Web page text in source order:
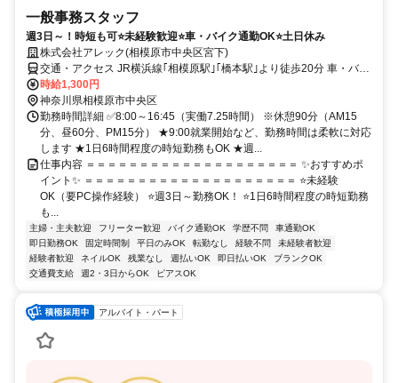
一般事務スタッフ
週3日～！時短も可⭐未経験歓迎⭐車・バイク通勤OK⭐土日休み
株式会社アレック(相模原市中央区宮下)
交通・アクセス JR横浜線｢相模原駅｣｢橋本駅｣より徒歩20分 車・バイ
ク通勤OK
時給1,300円
神奈川県相模原市中央区
勤務時間詳細 ✅8:00～16:45（実働7.25時間） ※休憩90分（AM15
分、昼60分、PM15分） ★9:00就業開始など、勤務時間は柔軟に対応
します ★1日6時間程度の時短勤務もOK ★週...
仕事内容 ＝＝＝＝＝＝＝＝＝＝＝＝＝＝＝＝＝＝＝＝ ✨おすすめポ
イント✨ ＝＝＝＝＝＝＝＝＝＝＝＝＝＝＝＝＝＝＝＝ ⭐未経験
OK（要PC操作経験） ⭐週3日～勤務OK！ ⭐1日6時間程度の時短勤務
も...
主婦・主夫歓迎 フリーター歓迎 バイク通勤OK 学歴不問
車通勤OK
即日勤務OK
固定時間制 平日のみOK 転勤なし 経験不問
未経験者歓迎
経験者歓迎
ネイルOK 残業なし 週払いOK 即日払いOK
ブランクOK
交通費支給
週2・3日からOK ピアスOK
アルバイト・パート